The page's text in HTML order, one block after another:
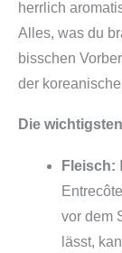
u
e
r
f
i
herrlich
Alles, was du
bisschen
der
Die
Fleisch:
vor dem
lässt,